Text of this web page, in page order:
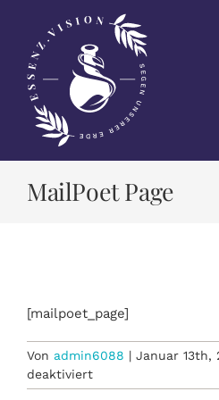
springen
KONTAKT
MailPoet Page
[mailpoet_page]
Von admin6088 | Januar 13th,
deaktiviertfür
MailPoet